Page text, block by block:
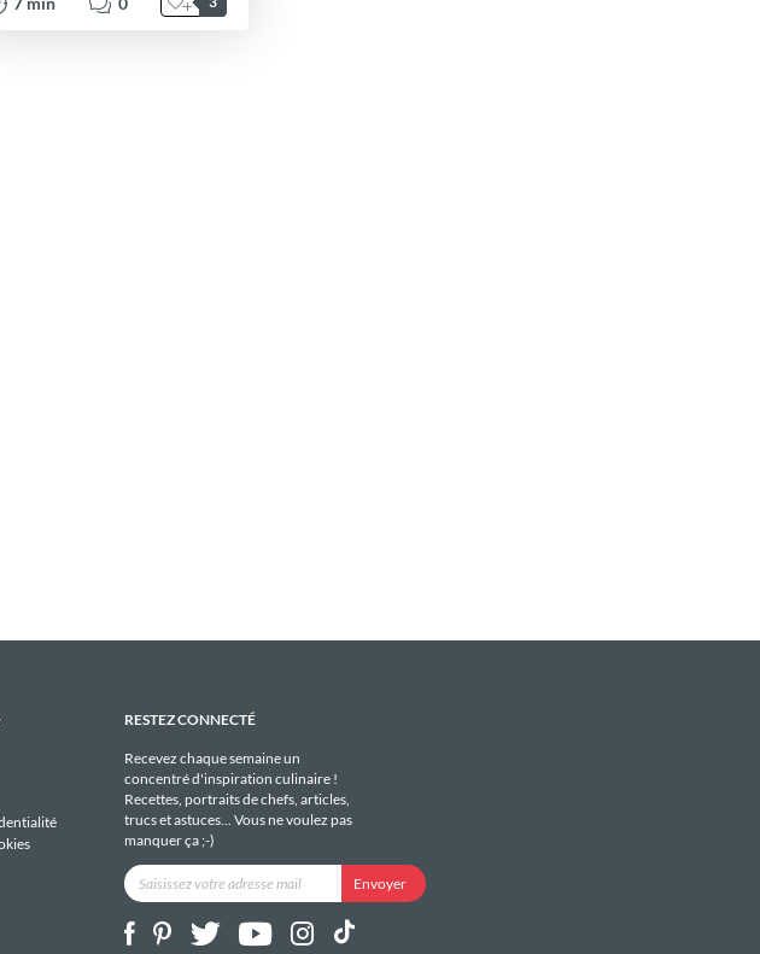
RESTEZ CONNECTÉ
Recevez chaque semaine un
concentré d'inspiration culinaire !
Recettes, portraits de chefs, articles,
trucs et astuces... Vous ne voulez pas
manquer ça ;-)